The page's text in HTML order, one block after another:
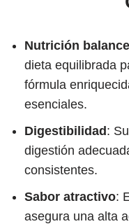
Nutrición
dieta equilibrada
fórmula
esenciales.
Digestibilidad:
digestión
consistentes.
Sabor atractivo:
asegura una alta